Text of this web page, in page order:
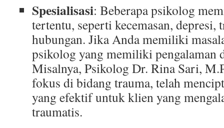
Spesialisasi: Beberapa psikolog
tertentu, seperti kecemasan, depresi,
hubungan. Jika Anda memiliki
psikolog yang memiliki pengalaman
Misalnya, Psikolog Dr. Rina Sari,
fokus di bidang trauma, telah
yang efektif untuk klien yang
traumatis.